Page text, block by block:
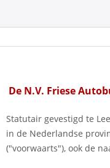
De N.V. Friese
Statutair gevestigd te
in de Nederlandse
("voorwaarts"), ook de